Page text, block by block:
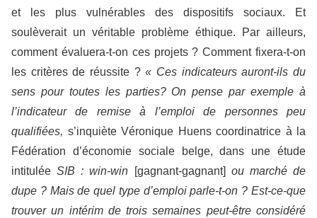
et les plus vulnérables des dispositifs sociaux. Et
soulèverait un véritable problème éthique. Par ailleurs,
comment évaluera-t-on ces projets ? Comment fixera-t-on
les critères de réussite ?« Ces indicateurs auront-ils du
sens pour toutes les parties? On pense par exemple à
l’indicateur de remise à l’emploi de personnes peu
qualifiées, s’inquiète Véronique Huens coordinatrice à la
Fédération d’économie sociale belge, dans une étude
intituléeSIB : win-win [gagnant-gagnant] ou marché de
dupe ? Mais de quel type d’emploi parle-t-on ? Est-ce-que
trouver un intérim de trois semaines peut-être considéré